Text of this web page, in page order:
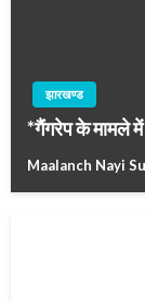
झारखण्ड
*गैंगरेप के मामले में
Maalanch Nayi